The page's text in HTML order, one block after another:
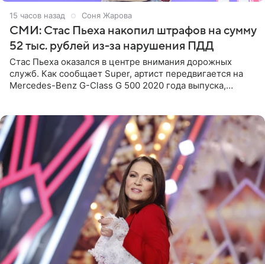
15 часов назад Соня Жарова
СМИ: Стас Пьеха накопил штрафов на сумму
52 тыс. рублей из-за нарушения ПДД
Стас Пьеха оказался в центре внимания дорожных
служб. Как сообщает Super, артист передвигается на
Mercedes-Benz G-Class G 500 2020 года выпуска,